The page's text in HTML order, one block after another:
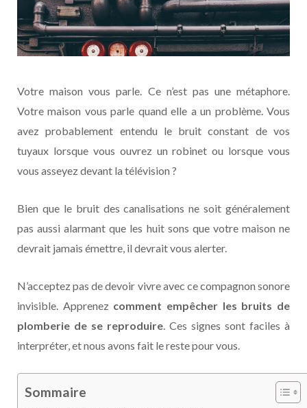
Votre maison vous parle. Ce n’est pas une métaphore.
Votre maison vous parle quand elle a un problème. Vous
avez probablement entendu le bruit constant de vos
tuyaux lorsque vous ouvrez un robinet ou lorsque vous
vous asseyez devant la télévision ?
Bien que le bruit des canalisations ne soit généralement
pas aussi alarmant que les huit sons que votre maison ne
devrait jamais émettre, il devrait vous alerter.
N’acceptez pas de devoir vivre avec ce compagnon sonore
invisible. Apprenez comment empêcher les bruits de
plomberie de se reproduire. Ces signes sont faciles à
interpréter, et nous avons fait le reste pour vous.
Sommaire